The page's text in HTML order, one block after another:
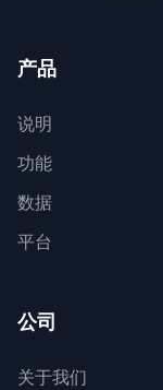
产品
说明
功能
数据
平台
公司
关于我们